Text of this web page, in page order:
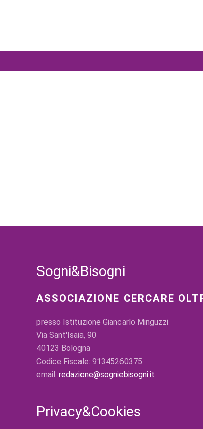
Sogni&Bisogni
ASSOCIAZIONE CERCARE
presso Istituzione Giancarlo Minguzzi
Via Sant'Isaia, 90
40123 Bologna
Codice Fiscale: 91345260375
email: redazione@sogniebisogni.it
Privacy&Cookies